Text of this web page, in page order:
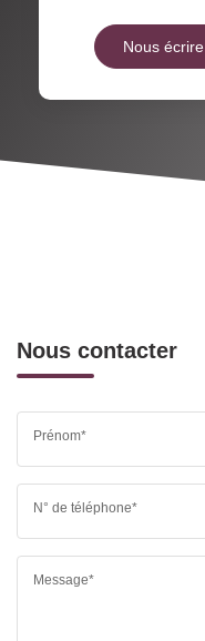
Nous écrire
Nous contacter
Prénom*
N° de téléphone*
Message*